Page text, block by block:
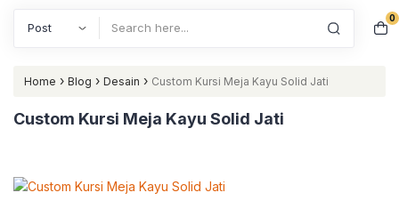
0
Home › Blog › Desain › Custom Kursi Meja Kayu Solid Jati
Custom Kursi Meja Kayu Solid Jati